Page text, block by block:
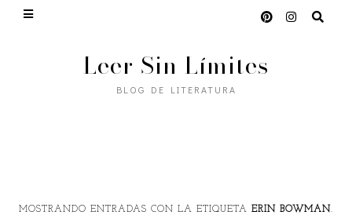
Leer Sin Límites
BLOG DE LITERATURA
MOSTRANDO ENTRADAS CON LA ETIQUETA ERIN BOWMAN.